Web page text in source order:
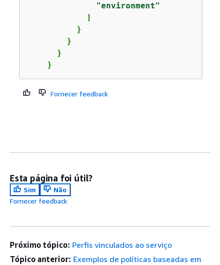
"environment"
            ]
          }
        }
      }
    }
Fornecer feedback
Esta página foi útil?
Sim
Não
Fornecer feedback
Próximo tópico: Perfis vinculados ao serviço
Tópico anterior: Exemplos de políticas baseadas em